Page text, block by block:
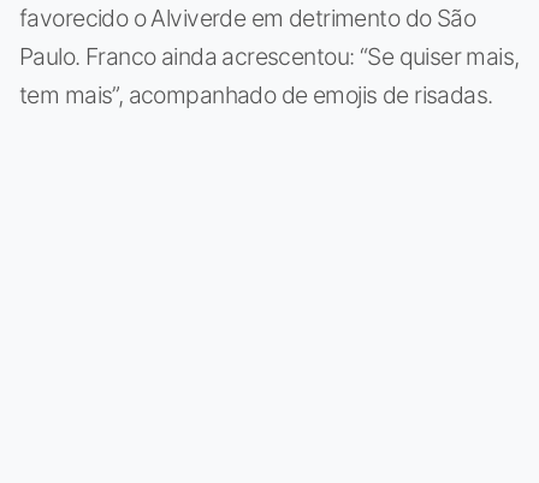
favorecido o Alviverde em detrimento do São
Paulo. Franco ainda acrescentou: “Se quiser mais,
tem mais”, acompanhado de emojis de risadas.